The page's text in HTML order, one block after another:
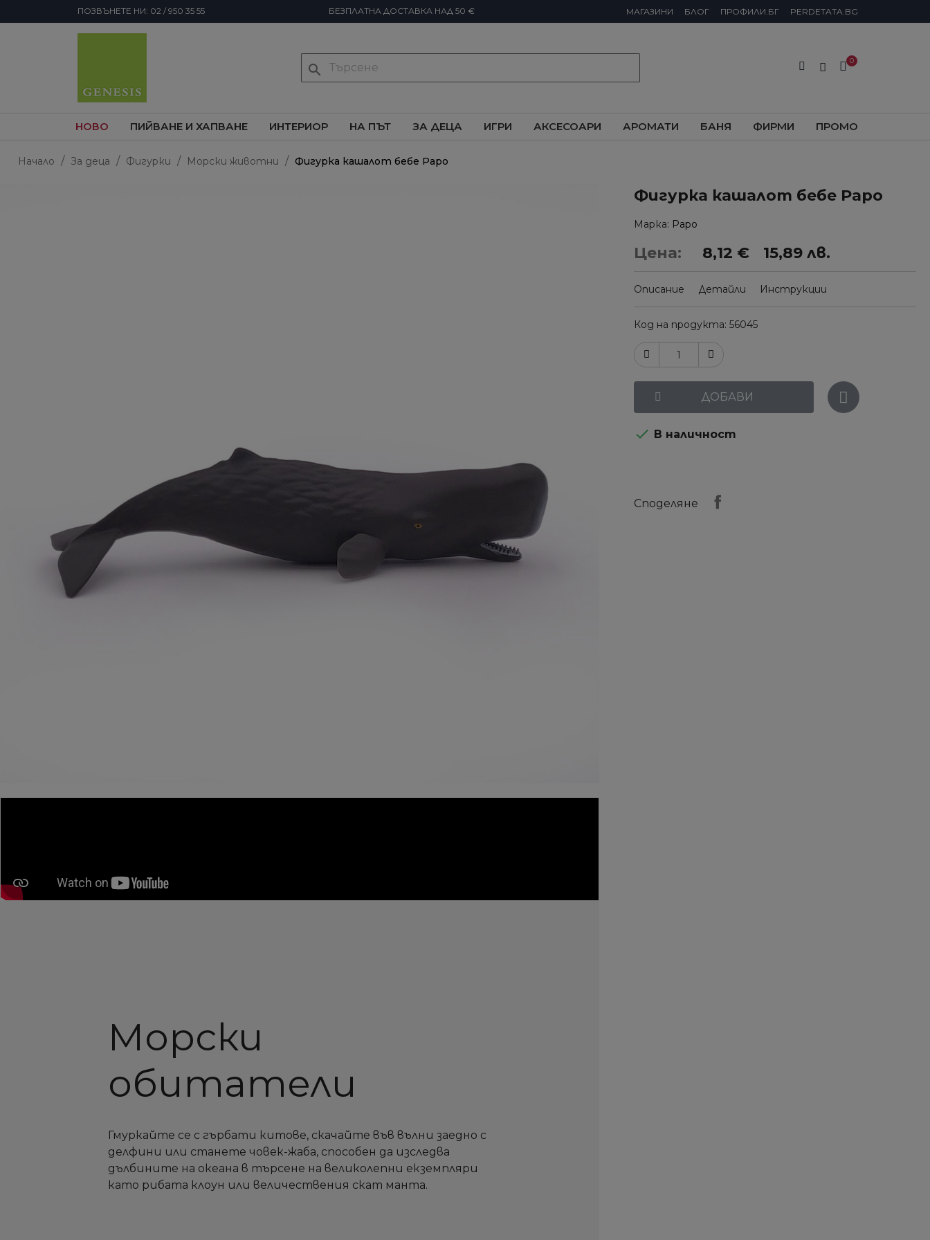
ПОЗВЪНЕТЕ НИ: 02 / 950 35 55 БЕЗПЛАТНА ДОСТАВКА НАД 50 € МАГАЗИНИ БЛОГ ПРОФИЛИ.БГ PERDETATA.BG
search
НОВО ПИЙВАНЕ И ХАПВАНЕ ИНТЕРИОР НА ПЪТ ЗА ДЕЦА ИГРИ АКСЕСОАРИ АРОМАТИ БАНЯ ФИРМИ ПРОМО
Начало За деца Фигурки Морски животни Фигурка кашалот бебе Papo
Морски
обитатели
Гмуркайте се с гърбати китове, скачайте във вълни заедно с
делфини или станете човек-жаба, способен да изследва
дълбините на океана в търсене на великолепни екземпляри
като рибата клоун или величествения скат манта.
Фигурка кашалот бебе Papo
Марка Papo
Цена: 8,12 € 15,89 лв.
Описание Детайли Инструкции
Код на продукта 56045
ДОБАВИ
 В наличност
Споделяне